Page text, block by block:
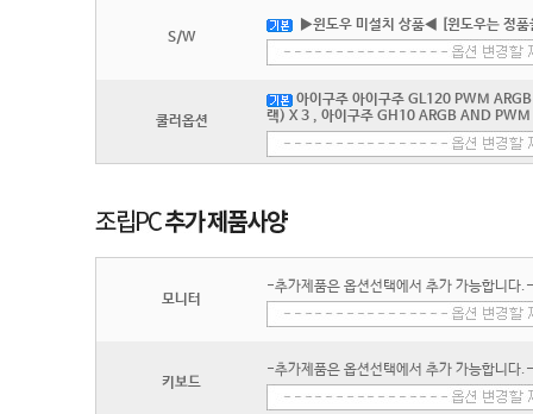
S/W
▶윈도우 미설치 상품◀ [윈도우는 정
쿨러옵션
아이구주 아이구주 GL120 PWM
랙) X 3 , 아이구주 GH10 ARGB AND
모니터
-추가제품은 옵션선택에서 추가 가능합니다.-
키보드
-추가제품은 옵션선택에서 추가 가능합니다.-